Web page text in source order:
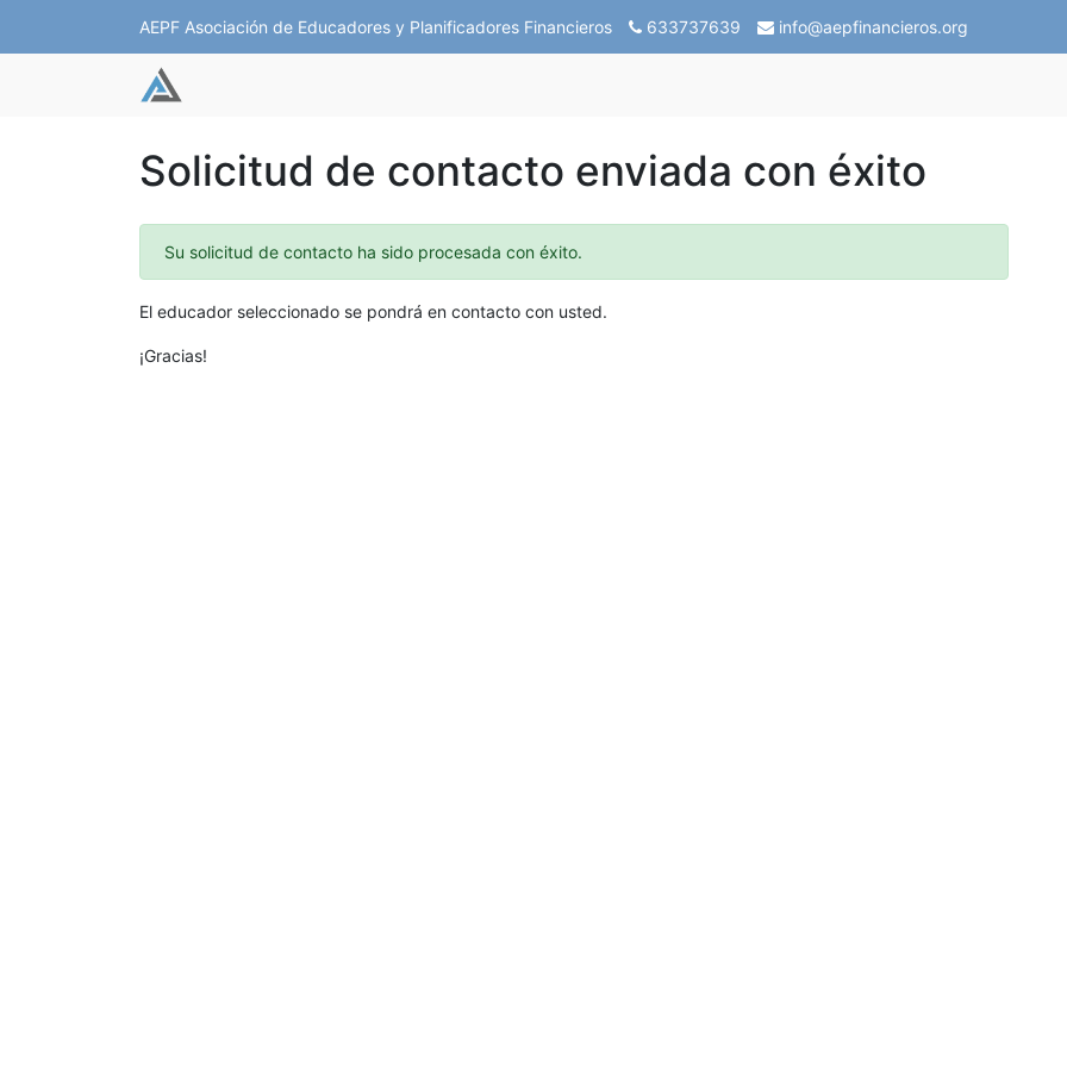
AEPF Asociación de Educadores y Planificadores Financieros 633737639 info@aepfinancieros.org
Solicitud de contacto enviada con éxito
Su solicitud de contacto ha sido procesada con éxito.
El educador seleccionado se pondrá en contacto con usted.
¡Gracias!